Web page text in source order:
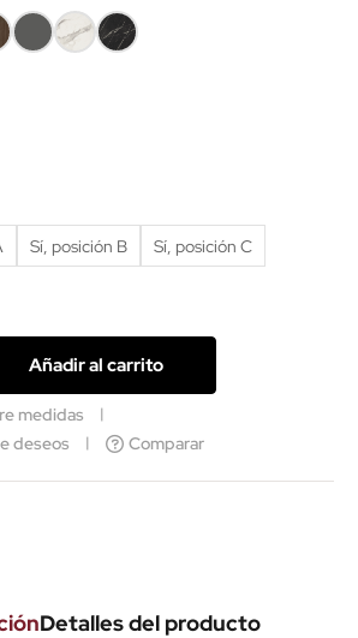
Gris
grafito
Mármol
blanco
Mármol
negro
Sí, posición B Sí, posición C
Añadir al carrito
medidas
deseos
Comparar
Detalles del producto